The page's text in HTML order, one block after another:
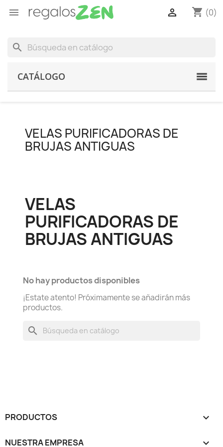
 shopping_cart (0)

search
CATÁLOGO
VELAS PURIFICADORAS DE
BRUJAS ANTIGUAS
VELAS
PURIFICADORAS DE
BRUJAS ANTIGUAS
No hay productos disponibles
¡Estate atento! Próximamente se añadirán más
productos.
search
PRODUCTOS 
NUESTRA EMPRESA 